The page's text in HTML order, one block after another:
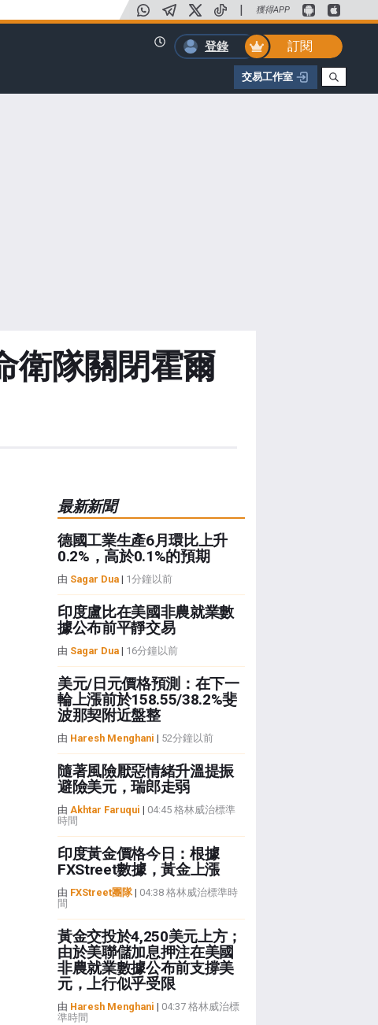
| 獲得APP
登錄
訂閱
交易工作室
衛隊關閉霍爾
最新新聞
德國工業生產6月環比上升
0.2%，高於0.1%的預期
由 Sagar Dua| 1分鐘以前
印度盧比在美國非農就業數
據公布前平靜交易
由 Sagar Dua| 16分鐘以前
美元/日元價格預測：在下一
輪上漲前於158.55/38.2%斐
波那契附近盤整
由 Haresh Menghani | 52分鐘以前
隨著風險厭惡情緒升溫提振
避險美元，瑞郎走弱
由 Akhtar Faruqui | 04:45 格林威治標準
時間
印度黃金價格今日：根據
FXStreet數據，黃金上漲
由 FXStreet團隊| 04:38 格林威治標準時
間
黃金交投於4,250美元上方；
由於美聯儲加息押注在美國
非農就業數據公布前支撐美
元，上行似乎受限
由 Haresh Menghani | 04:37 格林威治標
準時間